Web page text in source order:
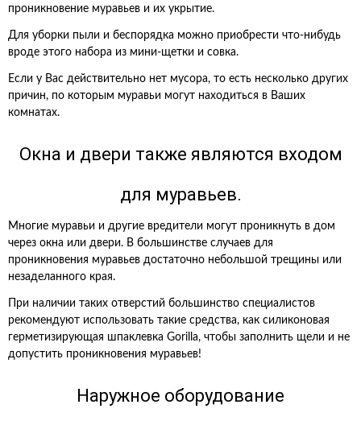
проникновение муравьев и их укрытие.
Для уборки пыли и беспорядка можно приобрести что-нибудь
вроде этого набора из мини-щетки и совка.
Если у Вас действительно нет мусора, то есть несколько других
причин, по которым муравьи могут находиться в Ваших
комнатах.
Окна и двери также являются входом
для муравьев.
Многие муравьи и другие вредители могут проникнуть в дом
через окна или двери. В большинстве случаев для
проникновения муравьев достаточно небольшой трещины или
незаделанного края.
При наличии таких отверстий большинство специалистов
рекомендуют использовать такие средства, как силиконовая
герметизирующая шпаклевка Gorilla, чтобы заполнить щели и не
допустить проникновения муравьев!
Наружное оборудование